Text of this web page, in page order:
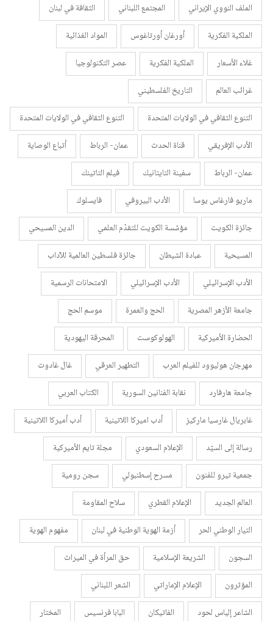
الملف النووي الإيراني
المجتمع اللبناني
الثقافة في لبنان
الملكية الفكرية
أورغان أورتاغوس
المواد الغذائية
غلاء الأسعار
الملكية الفكرية
عصر التكنولوجيا
غرائب العالم
التاريخ الفلسطيني
التنوع الثقافي في الولايات المتحدة
التنوع الثقافي في الولايات المتحدة
الأدب الإفريقي
قناة الحدث عمان- الرباط
أتباع الوصاية
عمان- الرباط
سفينة التايتانيك
فيلم التاتينك
ماريو فارغاس يوسا
الأدب البيروفي
فايسلوك
جائزة الكويت
مؤسّسة الكويت للتقدّم العلمي
الدين المسيحي
المسيحية
عبادة الشيطان
جائزة فلسطين العالمية للآداب
الأدب الإسرائيلي
الأدب الإسرائيلي
الامتحانات الرسمية
جامعة الأزهر المصرية
الحج والعمرة
موسم الحج
الحضارة الأميركية
الهولوكوست
المحرقة اليهودية
مهرجان هوليوود للفيلم العرب
التطهير العرقي
غال غادوت
جامعة هارفارد
نقابة الفنانين السورية
الكتاب العربي
غابريال غارسيا ماركيز
أدب اميركا اللاتينية
أدب أميركا اللاتينية
رسالة إلى السيّد
الإعلام السعودي
مجلة تايم الأميركية
جمعية تيرو للفنون
مسرح إسطنبولي
سجن رومية
العالم الجديد
الإعلام القطري
سلاح المقاومة
التيار الوطني الحر
أزمة الهوية الوطنية في لبنان
مفهوم الهوية
السجون
الشريعة الإسلامية
حق المرأة في الميراث
المؤثرون
الإعلام الإماراتي
الشعر اللبناني
الشاعر إلياس لحود
الفاتيكان البابا فرنسيس
المختار